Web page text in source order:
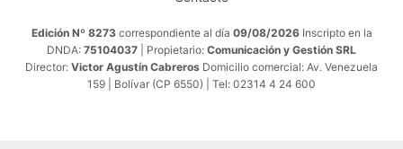
Edición Nº 8273 correspondiente al día 09/08/2026 Inscripto en la
DNDA: 75104037 | Propietario: Comunicación y Gestión SRL
Director: Victor Agustín Cabreros Domicilio comercial: Av. Venezuela
159 | Bolívar (CP 6550) | Tel: 02314 4 24 600